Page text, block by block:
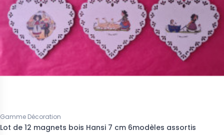
Gamme Décoration
Lot de 12 magnets bois Hansi 7 cm 6modèles assortis